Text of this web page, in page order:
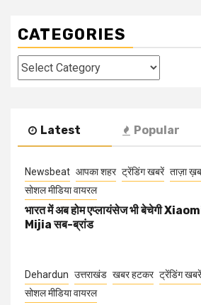
CATEGORIES
Categories
Latest Popular
Newsbeat आपका शहर ट्रेंडिंग खबरें ताज़ा
सोशल मीडिया वायरल
भारत में अब होम एप्लायंसेज भी बेचेगी
Mijia सब-ब्रांड
Dehardun उत्तराखंड खबर हटकर ट्रेंडिंग खबरें
सोशल मीडिया वायरल